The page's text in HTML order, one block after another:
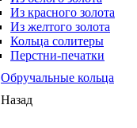
Из красного золота
Из желтого золота
Кольца солитеры
Перстни-печатки
Обручальные кольца
Назад